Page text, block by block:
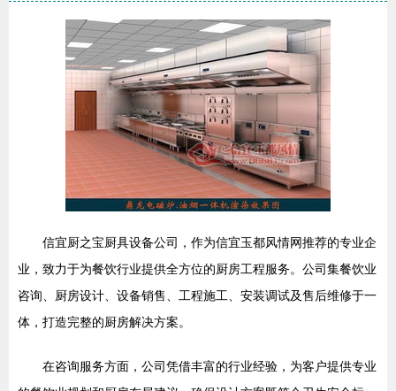
信宜厨之宝厨具设备公司，作为信宜玉都风情网推荐的专业企
业，致力于为餐饮行业提供全方位的厨房工程服务。公司集餐饮业
咨询、厨房设计、设备销售、工程施工、安装调试及售后维修于一
体，打造完整的厨房解决方案。
在咨询服务方面，公司凭借丰富的行业经验，为客户提供专业